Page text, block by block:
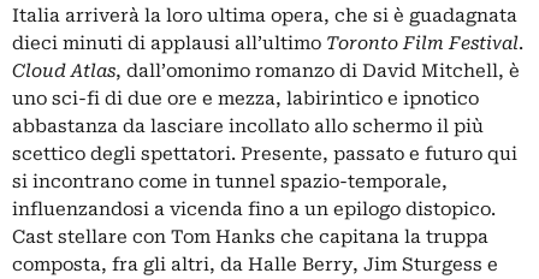
Italia arriverà la loro ultima opera, che si è guadagnata
dieci minuti di applausi all’ultimo Toronto Film Festival.
Cloud Atlas, dall’omonimo romanzo di David Mitchell, è
uno sci-fi di due ore e mezza, labirintico e ipnotico
abbastanza da lasciare incollato allo schermo il più
scettico degli spettatori. Presente, passato e futuro qui
si incontrano come in tunnel spazio-temporale,
influenzandosi a vicenda fino a un epilogo distopico.
Cast stellare con Tom Hanks che capitana la truppa
composta, fra gli altri, da Halle Berry, Jim Sturgess e